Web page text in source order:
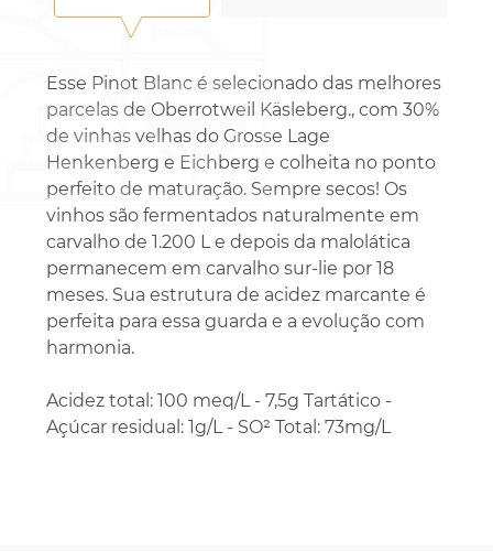
Esse Pinot Blanc é selecionado das melhores
parcelas de Oberrotweil Käsleberg., com 30%
de vinhas velhas do Grosse Lage
Henkenberg e Eichberg e colheita no ponto
perfeito de maturação. Sempre secos! Os
vinhos são fermentados naturalmente em
carvalho de 1.200 L e depois da malolática
permanecem em carvalho sur-lie por 18
meses. Sua estrutura de acidez marcante é
perfeita para essa guarda e a evolução com
harmonia.
Acidez total: 100 meq/L - 7,5g Tartático -
Açúcar residual: 1g/L - SO² Total: 73mg/L